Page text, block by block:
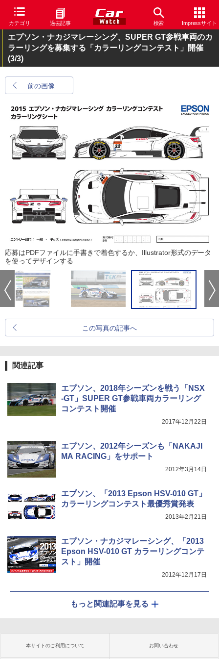
カテゴリ 過去記事 検索 Impressサイト
エプソン・ナカジマレーシング、SUPER GT参戦車両のカ
ラーリングを募集する「カラーリングコンテスト」開催
(3/3)
前の画像
応募はPDFファイルに手書きで着色するか、Illustrator形式のデータ
を使ってデザインする
この写真の記事へ
関連記事
エプソン、2018年シーズンを戦う「NSX
-GT」SUPER GT参戦車両カラーリング
コンテスト開催
2017年12月22日
エプソン、2012年シーズンも「NAKAJI
MA RACING」をサポート
2012年3月14日
エプソン、「2013 Epson HSV-010 GT」
カラーリングコンテスト最優秀賞発表
2013年2月21日
エプソン・ナカジマレーシング、「2013
Epson HSV-010 GT カラーリングコンテ
スト」開催
2012年12月17日
もっと関連記事を見る
本サイトのご利用について お問い合わせ